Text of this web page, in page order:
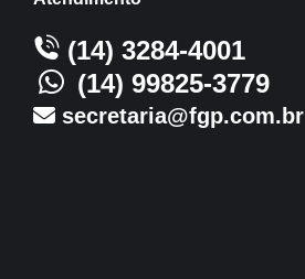
(14) 3284-4001
(14) 99825-3779
secretaria@fgp.com.br